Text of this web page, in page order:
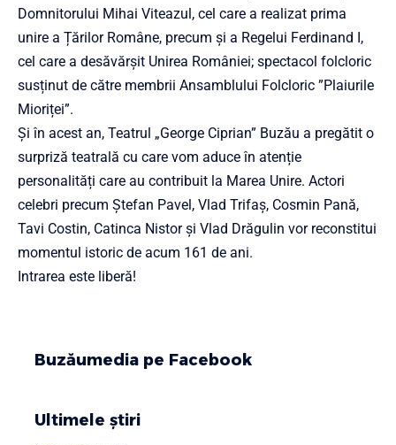
Domnitorului Mihai Viteazul, cel care a realizat prima
unire a Țărilor Române, precum și a Regelui Ferdinand I,
cel care a desăvărșit Unirea României; spectacol folcloric
susținut de către membrii Ansamblului Folcloric ”Plaiurile
Mioriței”.
Și în acest an, Teatrul „George Ciprian” Buzău a pregătit o
surpriză teatrală cu care vom aduce în atenție
personalități care au contribuit la Marea Unire. Actori
celebri precum Ștefan Pavel, Vlad Trifaș, Cosmin Pană,
Tavi Costin, Catinca Nistor și Vlad Drăgulin vor reconstitui
momentul istoric de acum 161 de ani.
Intrarea este liberă!
Buzăumedia pe Facebook
Ultimele știri